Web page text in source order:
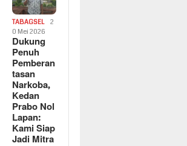
TABAGSEL
2
0 Mei 2026
Dukung
Penuh
Pemberan
tasan
Narkoba,
Kedan
Prabo Nol
Lapan:
Kami Siap
Jadi Mitra